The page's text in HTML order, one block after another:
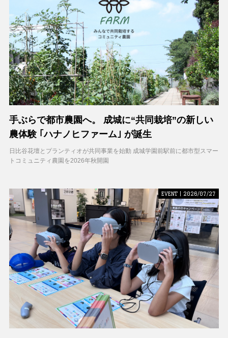
手ぶらで都市農園へ。 成城に“共同栽培”の新しい
農体験 ｢ハナノヒファーム｣ が誕生
日比谷花壇とプランティオが共同事業を始動 成城学園前駅前に都市型スマー
トコミュニティ農園を2026年秋開園
EVENT | 2026/07/27